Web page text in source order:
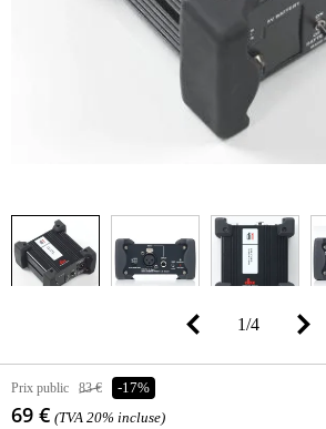
1/4
Prix public 83 € -17%
69 € (TVA 20% incluse)